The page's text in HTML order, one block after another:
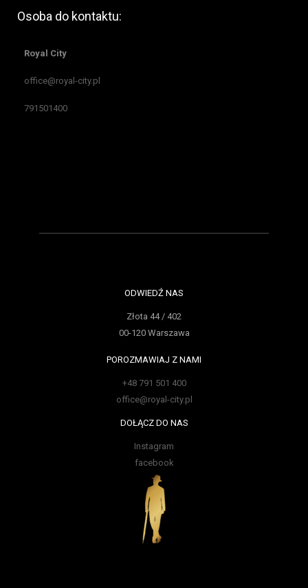
Osoba do kontaktu:
Royal City
office@royal-city.pl
791501400
ODWIEDŹ NAS
Złota 44 / 402
00-120 Warszawa
POROZMAWIAJ Z NAMI
+48 791 501 400
office@royal-city.pl
DOŁĄCZ DO NAS
Instagram
facebook